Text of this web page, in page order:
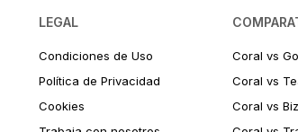
LEGAL
Condiciones de Uso
Política de Privacidad
Cookies
Coral vs
Coral vs
Coral vs